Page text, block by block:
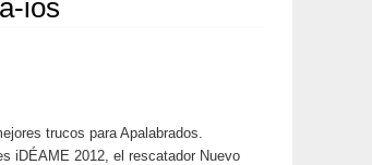
ios
trucos para Apalabrados.
iDÉAME 2012, el rescatador Nuevo